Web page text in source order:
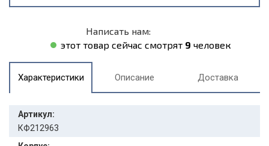
Написать нам:
этот товар сейчас смотрят 9 человек
Характеристики Описание Доставка
Артикул:
КФ212963